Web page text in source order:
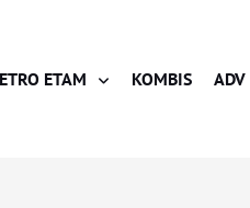
ETAM KOMBIS ADV